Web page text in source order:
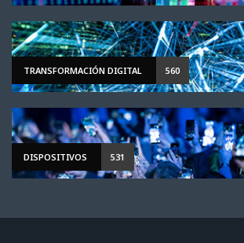
TRANSFORMACIÓN DIGITAL 560
DISPOSITIVOS 531